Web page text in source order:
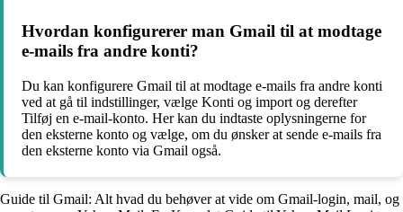
Hvordan konfigurerer man Gmail til at modtage
e-mails fra andre konti?
Du kan konfigurere Gmail til at modtage e-mails fra andre konti
ved at gå til indstillinger, vælge Konti og import og derefter
Tilføj en e-mail-konto. Her kan du indtaste oplysningerne for
den eksterne konto og vælge, om du ønsker at sende e-mails fra
den eksterne konto via Gmail også.
Guide til Gmail: Alt hvad du behøver at vide om Gmail-login, mail, og